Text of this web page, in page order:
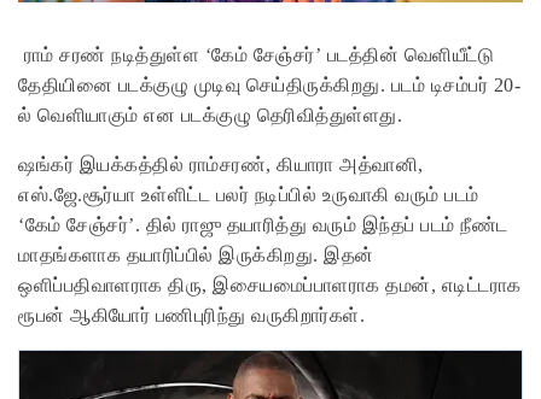
ராம் சரண் நடித்துள்ள ‘கேம் சேஞ்சர்’ படத்தின் வெளியீட்டு
தேதியினை படக்குழு முடிவு செய்திருக்கிறது. படம் டிசம்பர் 20-
ல் வெளியாகும் என படக்குழு தெரிவித்துள்ளது.
ஷங்கர் இயக்கத்தில் ராம்சரண், கியாரா அத்வானி,
எஸ்.ஜே.சூர்யா உள்ளிட்ட பலர் நடிப்பில் உருவாகி வரும் படம்
‘கேம் சேஞ்சர்’. தில் ராஜு தயாரித்து வரும் இந்தப் படம் நீண்ட
மாதங்களாக தயாரிப்பில் இருக்கிறது. இதன்
ஒளிப்பதிவாளராக திரு, இசையமைப்பாளராக தமன், எடிட்டராக
ரூபன் ஆகியோர் பணிபுரிந்து வருகிறார்கள்.